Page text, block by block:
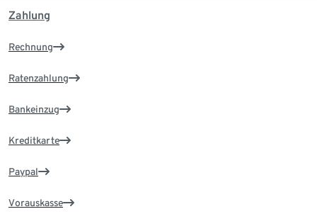
Zahlung
Rechnung
Ratenzahlung
Bankeinzug
Kreditkarte
Paypal
Vorauskasse